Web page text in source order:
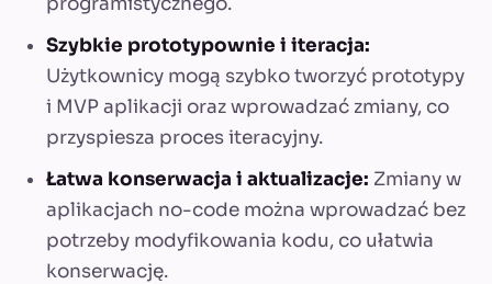
Szybkie prototypownie i iteracja:
Użytkownicy mogą szybko tworzyć prototypy
i MVP aplikacji oraz wprowadzać zmiany, co
przyspiesza proces iteracyjny.
Łatwa konserwacja i aktualizacje: Zmiany w
aplikacjach no-code można wprowadzać bez
potrzeby modyfikowania kodu, co ułatwia
konserwację.